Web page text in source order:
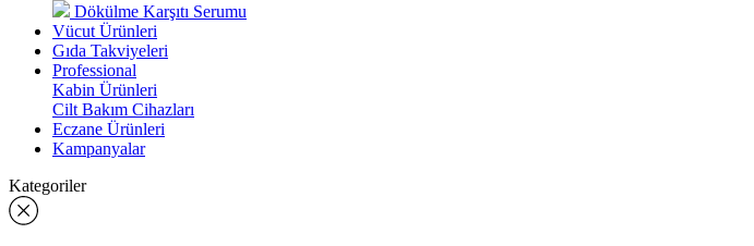
Dökülme Karşıtı Serumu
Vücut Ürünleri
Gıda Takviyeleri
Professional
Kabin Ürünleri
Cilt Bakım Cihazları
Eczane Ürünleri
Kampanyalar
Kategoriler